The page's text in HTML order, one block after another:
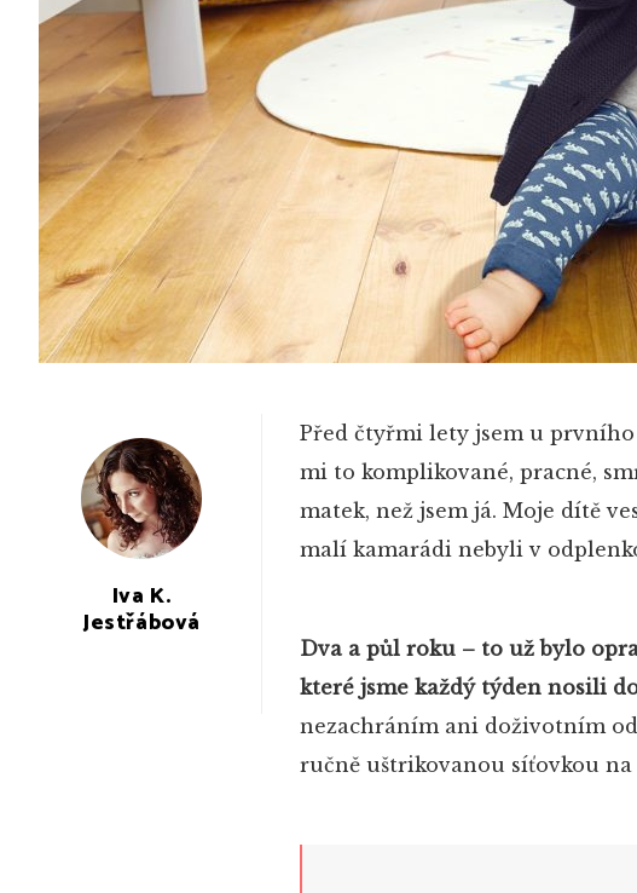
Iva K.
Jestřábová
Před čtyřmi lety jsem u
mi to komplikované, pracné,
matek, než jsem já. Moje dítě
malí kamarádi nebyli v
Dva a půl roku – to už bylo
které jsme každý týden nosili
nezachráním ani doživotním
ručně uštrikovanou síťovkou na